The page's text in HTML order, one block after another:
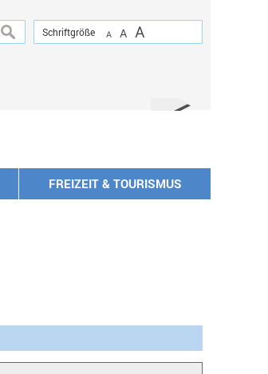
Schriftgröße A A A
suchen
FREIZEIT & TOURISMUS